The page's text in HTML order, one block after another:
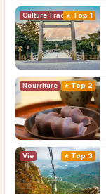
Culture Traditionnelle
Top 1
Nourriture Top 2
Vie Top 3